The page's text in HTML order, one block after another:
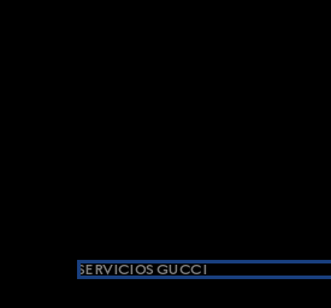
SERVICIOS GUCCI